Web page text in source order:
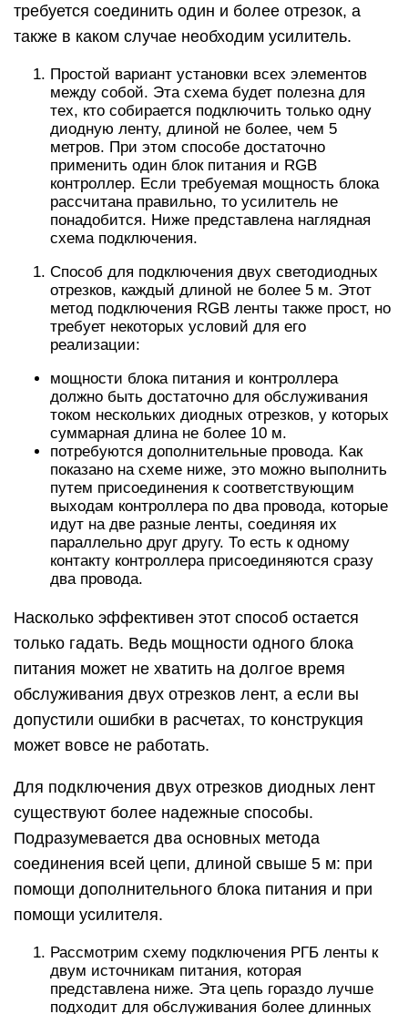
требуется соединить один и более отрезок, а
также в каком случае необходим усилитель.
Простой вариант установки всех элементов
между собой. Эта схема будет полезна для
тех, кто собирается подключить только одну
диодную ленту, длиной не более, чем 5
метров. При этом способе достаточно
применить один блок питания и RGB
контроллер. Если требуемая мощность блока
рассчитана правильно, то усилитель не
понадобится. Ниже представлена наглядная
схема подключения.
Способ для подключения двух светодиодных
отрезков, каждый длиной не более 5 м. Этот
метод подключения RGB ленты также прост, но
требует некоторых условий для его
реализации:
мощности блока питания и контроллера
должно быть достаточно для обслуживания
током нескольких диодных отрезков, у которых
суммарная длина не более 10 м.
потребуются дополнительные провода. Как
показано на схеме ниже, это можно выполнить
путем присоединения к соответствующим
выходам контроллера по два провода, которые
идут на две разные ленты, соединяя их
параллельно друг другу. То есть к одному
контакту контроллера присоединяются сразу
два провода.
Насколько эффективен этот способ остается
только гадать. Ведь мощности одного блока
питания может не хватить на долгое время
обслуживания двух отрезков лент, а если вы
допустили ошибки в расчетах, то конструкция
может вовсе не работать.
Для подключения двух отрезков диодных лент
существуют более надежные способы.
Подразумевается два основных метода
соединения всей цепи, длиной свыше 5 м: при
помощи дополнительного блока питания и при
помощи усилителя.
Рассмотрим схему подключения РГБ ленты к
двум источникам питания, которая
представлена ниже. Эта цепь гораздо лучше
подходит для обслуживания более длинных